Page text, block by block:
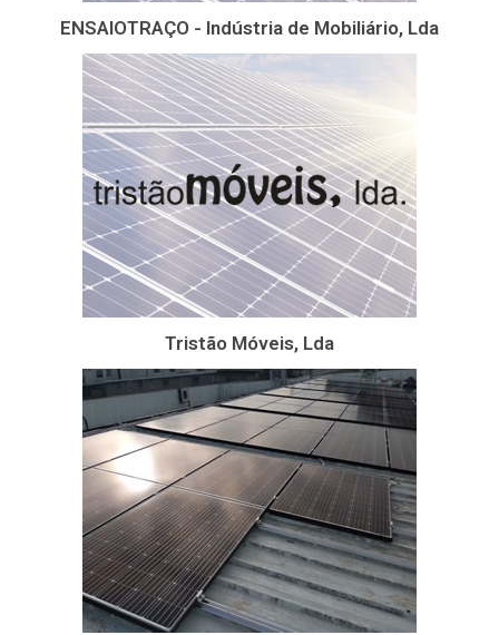
ENSAIOTRAÇO - Indústria de Mobiliário, Lda
Tristão Móveis, Lda